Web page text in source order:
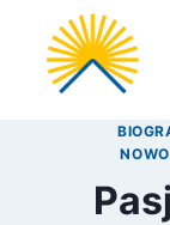
Przejdź
treści